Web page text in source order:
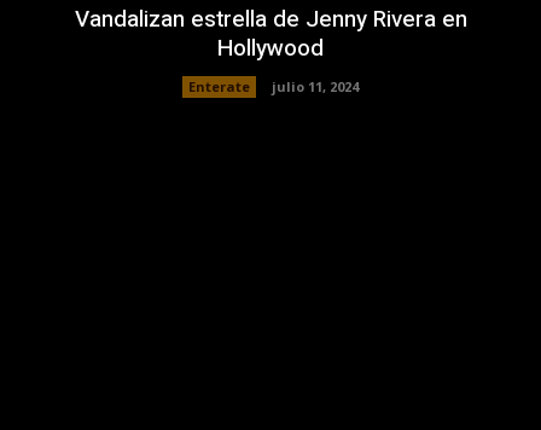
Vandalizan estrella de Jenny Rivera en
Hollywood
Enterate julio 11, 2024